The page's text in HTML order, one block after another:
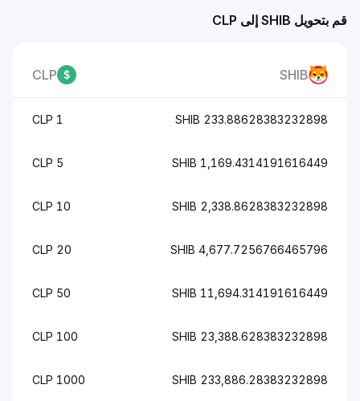
قم بتحويل SHIB إلى CLP
SHIB
CLP
233.88628383232898 SHIB
1 CLP
1,169.4314191616449 SHIB
5 CLP
2,338.8628383232898 SHIB
10 CLP
4,677.7256766465796 SHIB
20 CLP
11,694.314191616449 SHIB
50 CLP
23,388.628383232898 SHIB
100 CLP
233,886.28383232898 SHIB
1000 CLP